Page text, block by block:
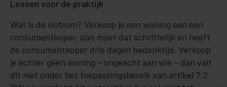
Lessen voor de praktijk
Wat is de slotsom? Verkoop je een woning aan een
consumentkoper, dan moet dat schriftelijk en heeft
de consumentkoper drie dagen bedenktijd. Verkoop
je echter géén woning – ongeacht aan wie – dan valt
dit niet onder het toepassingsbereik van artikel 7:2